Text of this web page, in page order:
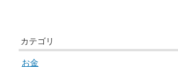
カテゴリ
お金